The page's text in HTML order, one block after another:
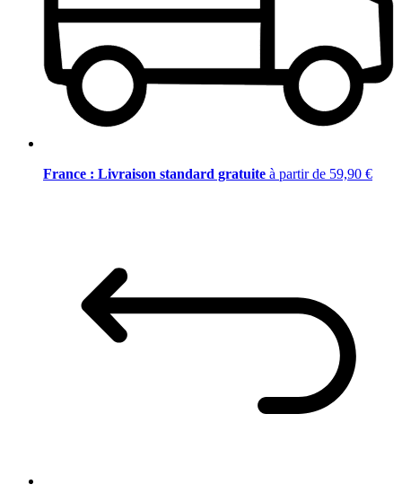
France : Livraison standard gratuite à partir de 59,90 €